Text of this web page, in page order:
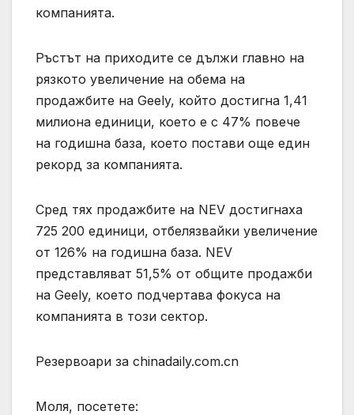
компанията.
Ръстът на приходите се дължи главно на
рязкото увеличение на обема на
продажбите на Geely, който достигна 1,41
милиона единици, което е с 47% повече
на годишна база, което постави още един
рекорд за компанията.
Сред тях продажбите на NEV достигнаха
725 200 единици, отбелязвайки увеличение
от 126% на годишна база. NEV
представляват 51,5% от общите продажби
на Geely, което подчертава фокуса на
компанията в този сектор.
Резервоари за chinadaily.com.cn
Моля, посетете: